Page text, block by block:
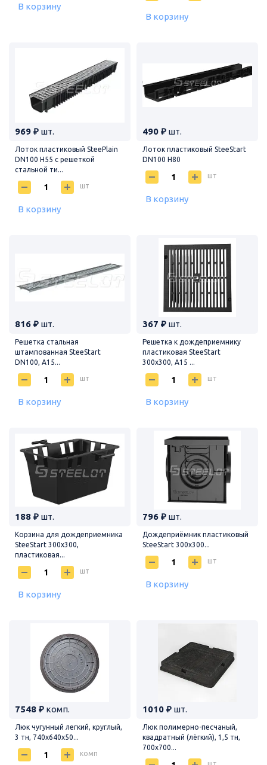
В корзину
В корзину
969 ₽ шт.
Лоток пластиковый SteePlain
DN100 H55 с решеткой
стальной ти...
шт
В корзину
490 ₽ шт.
Лоток пластиковый SteeStart
DN100 H80
шт
В корзину
816 ₽ шт.
Решетка стальная
штампованная SteeStart
DN100, A15...
шт
В корзину
367 ₽ шт.
Решетка к дождеприемнику
пластиковая SteeStart
300х300, A15 ...
шт
В корзину
188 ₽ шт.
Корзина для дождеприемника
SteeStart 300х300,
пластиковая...
шт
В корзину
796 ₽ шт.
Дождеприёмник пластиковый
SteeStart 300х300...
шт
В корзину
7548 ₽ комп.
Люк чугунный легкий, круглый,
3 тн, 740х640х50...
комп
1010 ₽ шт.
Люк полимерно-песчаный,
квадратный (лёгкий), 1,5 тн,
700х700...
шт